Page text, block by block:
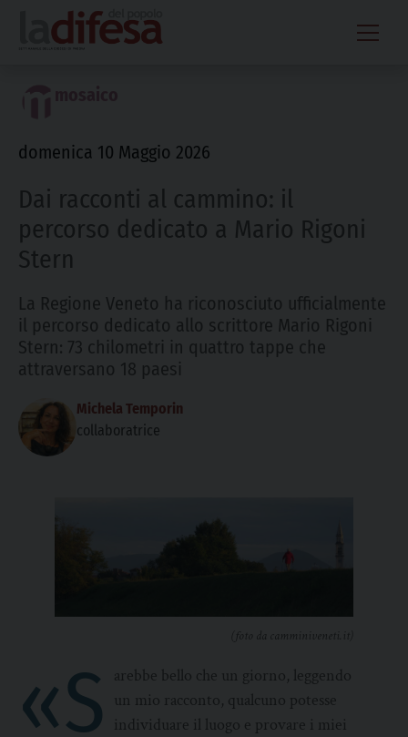
content
domenica 10 Maggio 2026
Dai racconti al cammino: il
percorso dedicato a Mario Rigoni
Stern
La Regione Veneto ha riconosciuto ufficialmente
il percorso dedicato allo scrittore Mario Rigoni
Stern: 73 chilometri in quattro tappe che
attraversano 18 paesi
Michela Temporin
collaboratrice
(foto da camminiveneti.it)
«S
arebbe bello che un giorno, leggendo
un mio racconto, qualcuno potesse
individuare il luogo e provare i miei